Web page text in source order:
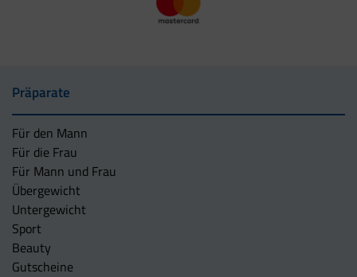
Präparate
Für den Mann
Für die Frau
Für Mann und Frau
Übergewicht
Untergewicht
Sport
Beauty
Gutscheine